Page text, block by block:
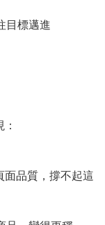
目標邁進
面品質，撐不起這